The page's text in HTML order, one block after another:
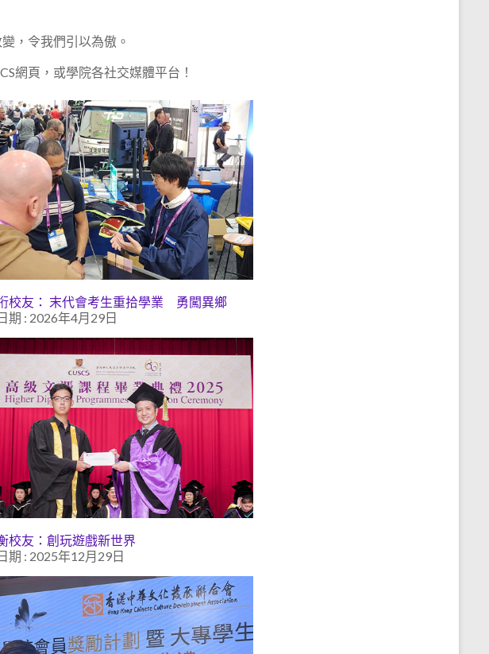
，令我們引以為傲。
網頁，或學院各社交媒體平台！
校友： 末代會考生重拾學業 勇闖異鄉
期 : 2026年4月29日
校友：創玩遊戲新世界
期 : 2025年12月29日